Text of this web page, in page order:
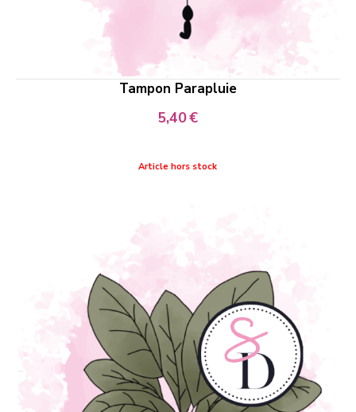
Tampon Parapluie
5,40€
Article hors stock